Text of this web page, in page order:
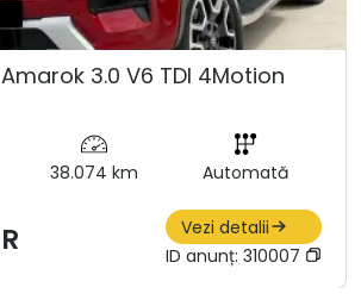
3.0 V6 TDI 4Motion
38.074 km Automată
Vezi detalii
ID anunț: 310007